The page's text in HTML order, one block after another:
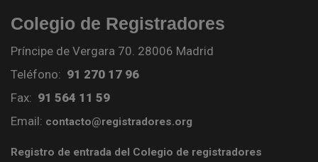
Colegio de Registradores
Príncipe de Vergara 70. 28006 Madrid
Teléfono: 91 270 17 96
Fax: 91 564 11 59
Email: contacto@registradores.org
Registro de entrada del Colegio de registradores